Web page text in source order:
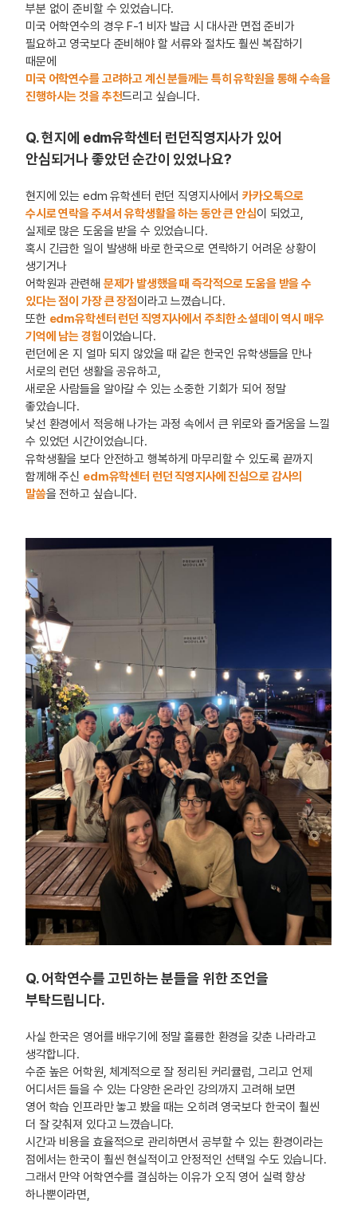
부분 없이 준비할 수 있었습니다.
미국 어학연수의 경우 F-1 비자 발급 시 대사관 면접 준비가
필요하고 영국보다 준비해야 할 서류와 절차도 훨씬 복잡하기
때문에
미국 어학연수를 고려하고 계신 분들께는 특히 유학원을 통해 수속을
진행하시는 것을 추천드리고 싶습니다.
Q. 현지에 edm유학센터 런던직영지사가 있어
안심되거나 좋았던 순간이 있었나요?
현지에 있는 edm 유학센터 런던 직영지사에서카카오톡으로
수시로 연락을 주셔서 유학생활을 하는 동안 큰 안심이 되었고,
실제로 많은 도움을 받을 수 있었습니다.
혹시 긴급한 일이 발생해 바로 한국으로 연락하기 어려운 상황이
생기거나
어학원과 관련해 문제가 발생했을 때 즉각적으로 도움을 받을 수
있다는 점이 가장 큰 장점이라고 느꼈습니다.
또한 edm유학센터 런던 직영지사에서 주최한 소셜데이 역시 매우
기억에 남는 경험이었습니다.
런던에 온 지 얼마 되지 않았을 때 같은 한국인 유학생들을 만나
서로의 런던 생활을 공유하고,
새로운 사람들을 알아갈 수 있는 소중한 기회가 되어 정말
좋았습니다.
낯선 환경에서 적응해 나가는 과정 속에서 큰 위로와 즐거움을 느낄
수 있었던 시간이었습니다.
유학생활을 보다 안전하고 행복하게 마무리할 수 있도록 끝까지
함께해 주신 edm유학센터 런던 직영지사에 진심으로 감사의
말씀을 전하고 싶습니다.
Q. 어학연수를 고민하는 분들을 위한 조언을
부탁드립니다.
사실 한국은 영어를 배우기에 정말 훌륭한 환경을 갖춘 나라라고
생각합니다.
수준 높은 어학원, 체계적으로 잘 정리된 커리큘럼, 그리고 언제
어디서든 들을 수 있는 다양한 온라인 강의까지 고려해 보면
영어 학습 인프라만 놓고 봤을 때는 오히려 영국보다 한국이 훨씬
더 잘 갖춰져 있다고 느꼈습니다.
시간과 비용을 효율적으로 관리하면서 공부할 수 있는 환경이라는
점에서는 한국이 훨씬 현실적이고 안정적인 선택일 수도 있습니다.
그래서 만약 어학연수를 결심하는 이유가 오직 영어 실력 향상
하나뿐이라면,